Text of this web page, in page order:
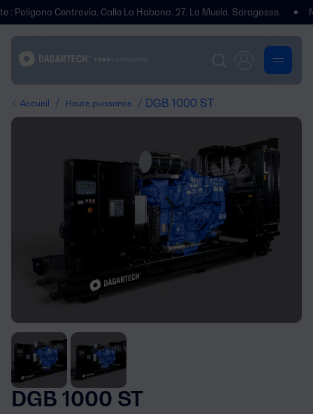
Centrovía, Calle La Habana, 27, La Muela, Saragosse. Nous
Accueil / Haute puissance / DGB 1000 ST
DGB 1000 ST